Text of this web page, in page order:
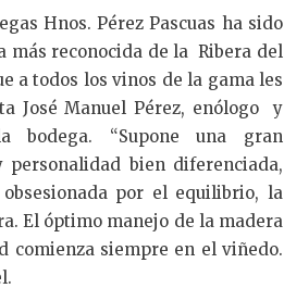
Hnos. Pérez Pascuas ha sido
más reconocida de la Ribera del
a todos los vinos de la gama les
José Manuel Pérez, enólogo y
bodega. “Supone una gran
bien diferenciada,
por el equilibrio, la
El óptimo manejo de la madera
comienza siempre en el viñedo.